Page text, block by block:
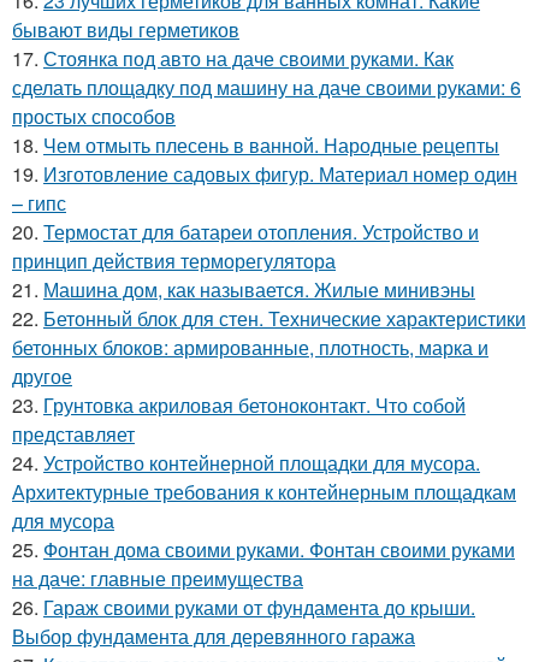
бывают виды герметиков
17. Стоянка под авто на даче своими руками. Как
сделать площадку под машину на даче своими руками: 6
простых способов
18. Чем отмыть плесень в ванной. Народные рецепты
19. Изготовление садовых фигур. Материал номер один
– гипс
20. Термостат для батареи отопления. Устройство и
принцип действия терморегулятора
21. Машина дом, как называется. Жилые минивэны
22. Бетонный блок для стен. Технические характеристики
бетонных блоков: армированные, плотность, марка и
другое
23. Грунтовка акриловая бетоноконтакт. Что собой
представляет
24. Устройство контейнерной площадки для мусора.
Архитектурные требования к контейнерным площадкам
для мусора
25. Фонтан дома своими руками. Фонтан своими руками
на даче: главные преимущества
26. Гараж своими руками от фундамента до крыши.
Выбор фундамента для деревянного гаража